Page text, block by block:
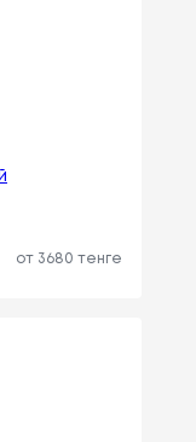
от 3680 тенге